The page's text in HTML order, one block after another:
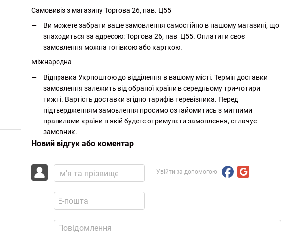
Самовивіз з магазину Торгова 26, пав. Ц55
Ви можете забрати ваше замовлення самостійно в нашому магазині, що
знаходиться за адресою: Торгова 26, пав. Ц55. Оплатити своє
замовлення можна готівкою або карткою.
Міжнародна
Відправка Укрпоштою до відділення в вашому місті. Термін доставки
замовлення залежить від обраної країни в середньому три-чотири
тижні. Вартість доставки згідно тарифів перевізника. Перед
підтвердженням замовлення просимо ознайомитись з митними
правилами країни в якій будете отримувати замовлення, сплачує
замовник.
Новий відгук або коментар
Увійти за допомогою